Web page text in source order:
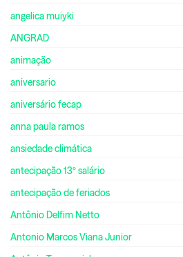
angelica muiyki
ANGRAD
animação
aniversario
aniversário fecap
anna paula ramos
ansiedade climática
antecipação 13º salário
antecipação de feriados
Antônio Delfim Netto
Antonio Marcos Viana Junior